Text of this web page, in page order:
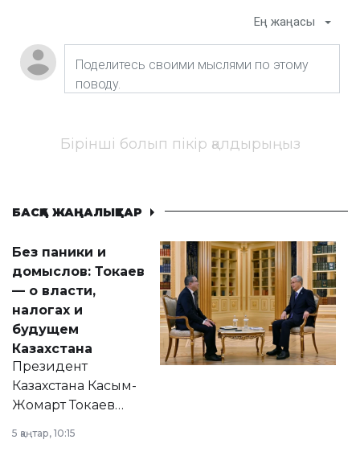
Ең жаңасы
Бірінші болып пікір қалдырыңыз
БАСҚА ЖАҢАЛЫҚТАР
Без паники и
домыслов: Токаев
— о власти,
налогах и
будущем
Казахстана
Президент
Казахстана Касым-
Жомарт Токаев
сразу несколько
5 қаңтар, 10:15